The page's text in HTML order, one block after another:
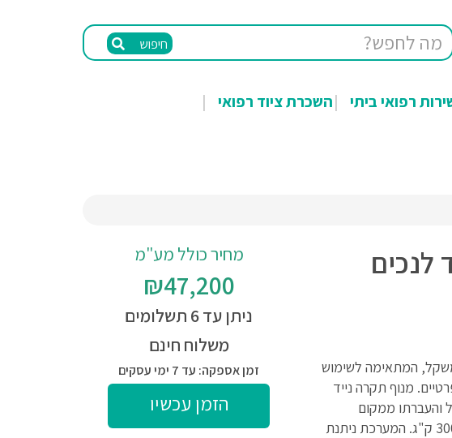
חיפוש
רפואי ביתי
השכרת ציוד רפואי
לנכים
המתאימה לשימוש
מנוף תקרה נייד
והעברתו ממקום
למקום, עם נשיאת משקל עד 300 ק"ג. המערכת ניתנת
מחיר כולל מע"מ
₪47,200
ניתן עד 6 תשלומים
משלוח חינם
זמן אספקה: עד 7 ימי עסקים